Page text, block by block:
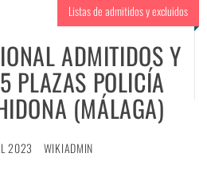
Listas de admitidos y excluidos
ADMITIDOS Y
PLAZAS POLICÍA
(MÁLAGA)
2023 WIKIADMIN